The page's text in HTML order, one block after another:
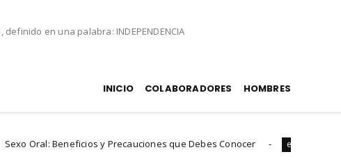
en una palabra: INDEPENDENCIA
INICIO COLABORADORES HOMBRES
que Debes Conocer experiencias Odios, chantajes,